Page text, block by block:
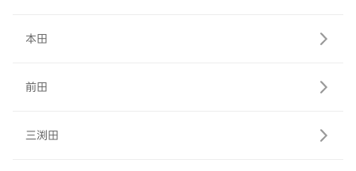
本田
前田
三渕田